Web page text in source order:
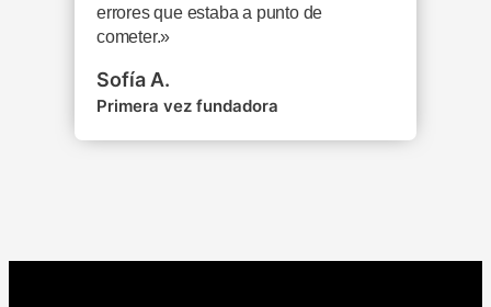
errores que estaba a punto de
cometer.»
Sofía A.
Primera vez fundadora